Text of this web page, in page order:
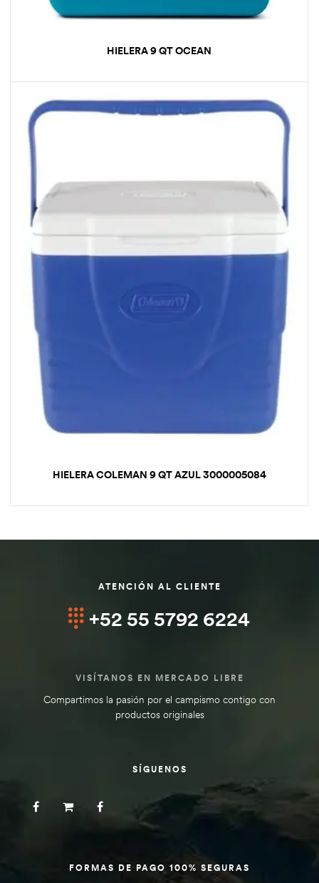
HIELERA 9 QT OCEAN
HIELERA COLEMAN 9 QT AZUL 3000005084
ATENCIÓN AL CLIENTE
+52 55 5792 6224
VISÍTANOS EN MERCADO LIBRE
Compartimos la pasión por el campismo contigo con
productos originales
SÍGUENOS
FORMAS DE PAGO 100% SEGURAS